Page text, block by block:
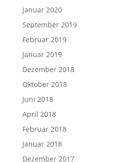
Januar 2020
September 2019
Februar 2019
Januar 2019
Dezember 2018
Oktober 2018
Juni 2018
April 2018
Februar 2018
Januar 2018
Dezember 2017